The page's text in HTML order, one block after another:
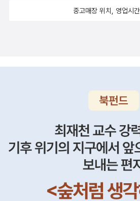
판서의 시비 춘섬의 소생인 서자다. 홍판
이 될까 두려워하여 자객을 시켜 길동을
들어가 힘을 겨루어 두목이 된다. 먼저 기
물을 탈취하고 활빈당이라 자처하며 기계
들의 재물을 탈취하여 빈민에게 나누어주
치지 않는다. 길동은 함경도 감영의 불의
날 전곡을 도적한 자는 활빈당 행수 홍길
경감사가 도적을 잡는 데 실패하자 조정에
로 하여금 홍길동이라는 대적을 잡으라고
를 올리는데 도적의 이름이 홍길동이요,
습니다. 조선시대 당시에 어떻게 이런 발
이 동화로만 읽었던 콩쥐이야기나 장화홍
면 전혀 다른 세계를 경험할 수도 있습니
해 인형황후를 몰아내는 과정은 소설로 꾸
불리는 소설로는 구운몽, 옥루몽, 애정소설
영낭자전이 재미있습니다.구운몽은 김만
실감나게 기록하고 있습니다.이에 비하여
중고매장 위치, 영업시